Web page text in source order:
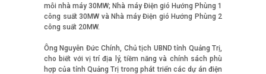
mỗi nhà máy 30MW; Nhà máy Điện gió Hướng Phùng 1
công suất 30MW và Nhà máy Điện gió Hướng Phùng 2
công suất 20MW.
Ông Nguyễn Đức Chính, Chủ tịch UBND tỉnh Quảng Trị,
cho biết với vị trí địa lý, tiềm năng và chính sách phù
hợp của tỉnh Quảng Trị trong phát triển các dự án điện